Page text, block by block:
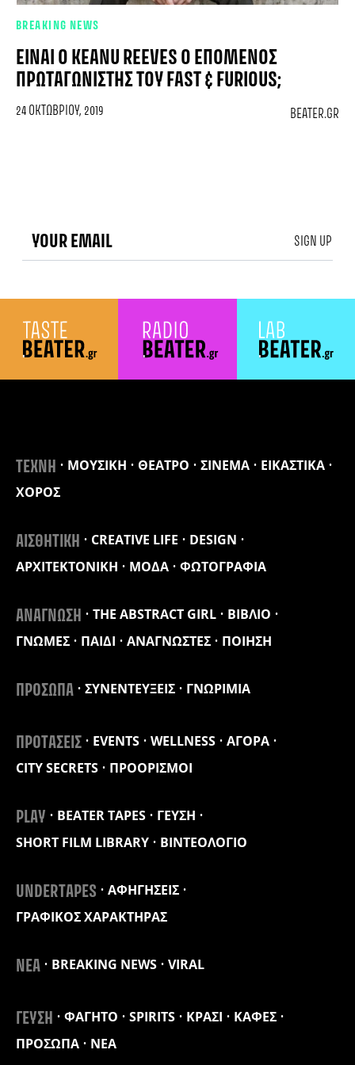
BREAKING NEWS
ΕΊΝΑΙ Ο KEANU REEVES Ο ΕΠΌΜΕΝΟΣ
ΠΡΩΤΑΓΩΝΙΣΤΉΣ ΤΟΥ FAST & FURIOUS;
24 ΟΚΤΩΒΡΊΟΥ, 2019 BEATER.GR
ΤΕΧΝΗ ΜΟΥΣΙΚΗ ΘΕΑΤΡΟ ΣΙΝΕΜΑ
ΕΙΚΑΣΤΙΚΑ
ΧΟΡΟΣ
ΑΙΣΘΗΤΙΚΗ CREATIVE LIFE
DESIGN
ΑΡΧΙΤΕΚΤΟΝΙΚΗ
ΜΟΔΑ ΦΩΤΟΓΡΑΦΙΑ
ΑΝΑΓΝΩΣΗ THE ABSTRACT GIRL
ΒΙΒΛΙΟ
ΓΝΩΜΕΣ
ΠΑΙΔΙ ΑΝΑΓΝΩΣΤΕΣ ΠΟΙΗΣΗ
ΠΡΟΣΩΠΑ ΣΥΝΕΝΤΕΥΞΕΙΣ ΓΝΩΡΙΜΙΑ
ΠΡΟΤΑΣΕΙΣ EVENTS WELLNESS
ΑΓΟΡΑ
CITY SECRETS
ΠΡΟΟΡΙΣΜΟΙ
PLAY BEATER TAPES
ΓΕΥΣΗ
SHORT FILM LIBRARY
ΒΙΝΤΕΟΛΟΓΙΟ
UNDERTAPES
ΑΦΗΓΗΣΕΙΣ
ΓΡΑΦΙΚΟΣ ΧΑΡΑΚΤΗΡΑΣ
ΝΕΑ BREAKING NEWS VIRAL
ΓΕΥΣΗ ΦΑΓΗΤΟ SPIRITS ΚΡΑΣΙ
ΚΑΦΕΣ
ΠΡΟΣΩΠΑ
ΝΕΑ
SIGN UP